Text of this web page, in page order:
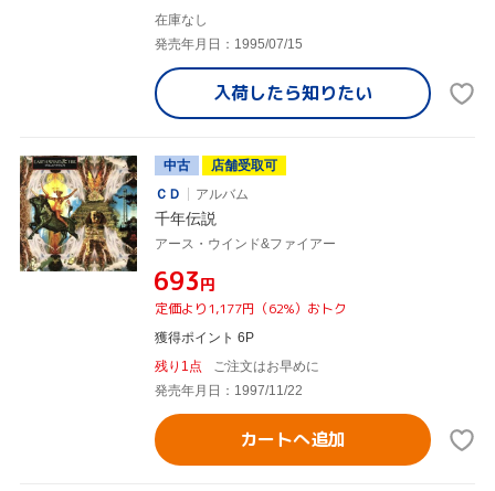
在庫なし
発売年月日：1995/07/15
入荷したら知りたい
中古
店舗受取可
ＣＤ
アルバム
千年伝説
アース・ウインド&ファイアー
¥693円
定価より1,177円（62%）おトク
獲得ポイント 6P
残り1点
ご注文はお早めに
発売年月日：1997/11/22
カートへ追加